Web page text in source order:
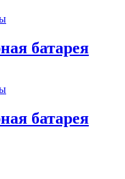
батарея
батарея